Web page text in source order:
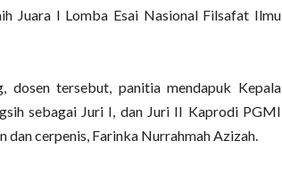
Juara I Lomba Esai Nasional Filsafat Ilmu
dosen tersebut, panitia mendapuk Kepala
sebagai Juri I, dan Juri II Kaprodi PGMI
cerpenis, Farinka Nurrahmah Azizah.